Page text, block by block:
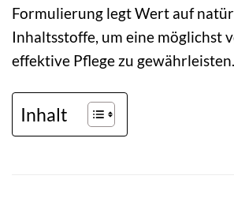
Formulierung legt Wert auf
Inhaltsstoffe, um eine möglichst
effektive Pflege zu gewährleisten.
Inhalt